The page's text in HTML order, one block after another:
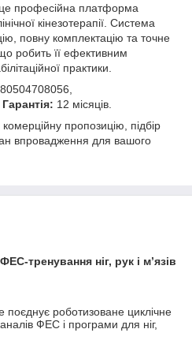
професійна платформа
кінезотерапії. Система
повну комплектацію та точне
робить її ефективним
практики.
Гарантія: 12 місяців.
комерційну пропозицію, підбір
впровадження для вашого
тренування ніг, рук і м’язів
роботизоване циклічне
ФЕС і програми для ніг,